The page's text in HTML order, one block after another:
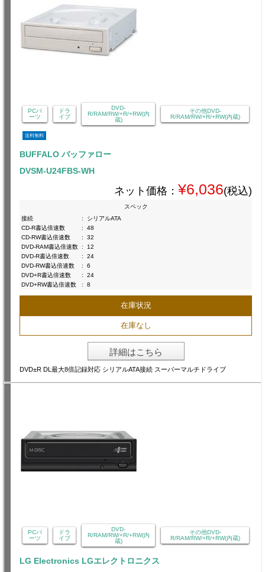
PCパ
ーツ
ドラ
イブ
DVD-
R/RAM/RW/+R/+RW(内
蔵)
その他DVD-
R/RAM/RW/+R/+RW(内蔵)
送料無料
BUFFALO バッファロー
DVSM-U24FBS-WH
ネット価格： ¥6,036(税込)
スペック
接続
:
シリアルATA
CD-R書込倍速数
:
48
CD-RW書込倍速数
:
32
DVD-RAM書込倍速数 :
12
DVD-R書込倍速数
:
24
DVD-RW書込倍速数
:
6
DVD+R書込倍速数
:
24
DVD+RW書込倍速数
: 8
在庫状況
在庫なし
詳細はこちら
DVD±R DL最大8倍記録対応 シリアルATA接続 スーパーマルチドライブ
PCパ
ーツ
ドラ
イブ
DVD-
R/RAM/RW/+R/+RW(内
蔵)
その他DVD-
R/RAM/RW/+R/+RW(内蔵)
LG Electronics LGエレクトロニクス